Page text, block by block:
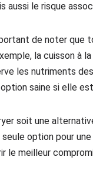
aussi le risque
de noter que
la cuisson à
les nutriments
saine si elle
soit une
option pour
le meilleur